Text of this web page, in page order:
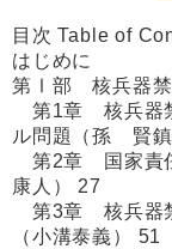
目次 Table of
はじめに
第Ⅰ部 核兵器禁
第1章 核兵器禁
ル問題（孫 賢
第2章 国家責
康人） 27
第3章 核兵器
（小溝泰義） 51